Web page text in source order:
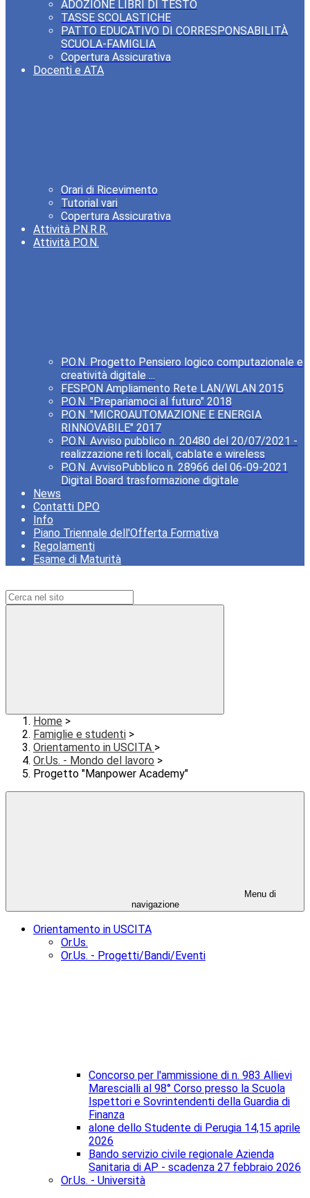
ADOZIONE LIBRI DI TESTO
TASSE SCOLASTICHE
PATTO EDUCATIVO DI CORRESPONSABILITÀ
SCUOLA-FAMIGLIA
Copertura Assicurativa
Docenti e ATA
Orari di Ricevimento
Tutorial vari
Copertura Assicurativa
Attività P.N.R.R.
Attività P.O.N.
P.O.N. Progetto Pensiero logico computazionale e
creatività digitale ...
FESPON Ampliamento Rete LAN/WLAN 2015
P.O.N. "Prepariamoci al futuro" 2018
P.O.N. "MICROAUTOMAZIONE E ENERGIA
RINNOVABILE" 2017
P.O.N. Avviso pubblico n. 20480 del 20/07/2021 -
realizzazione reti locali, cablate e wireless
P.O.N. AvvisoPubblico n. 28966 del 06-09-2021
Digital Board trasformazione digitale
News
Contatti DPO
Info
Piano Triennale dell'Offerta Formativa
Regolamenti
Esame di Maturità
Home >
Famiglie e studenti >
Orientamento in USCITA >
Or.Us. - Mondo del lavoro >
Progetto "Manpower Academy"
Menu di
navigazione
Orientamento in USCITA
Or.Us.
Or.Us. - Progetti/Bandi/Eventi
Concorso per l'ammissione di n. 983 Allievi
Marescialli al 98° Corso presso la Scuola
Ispettori e Sovrintendenti della Guardia di
Finanza
alone dello Studente di Perugia 14,15 aprile
2026
Bando servizio civile regionale Azienda
Sanitaria di AP - scadenza 27 febbraio 2026
Or.Us. - Università